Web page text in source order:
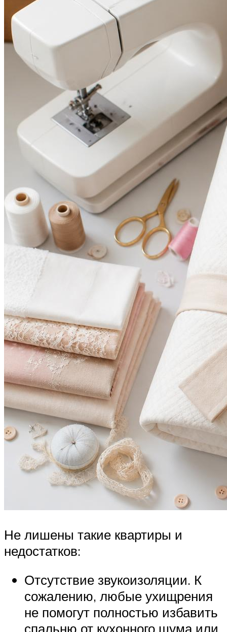
Не лишены такие квартиры и
недостатков:
Отсутствие звукоизоляции. К
сожалению, любые ухищрения
не помогут полностью избавить
спальню от кухонного шума или